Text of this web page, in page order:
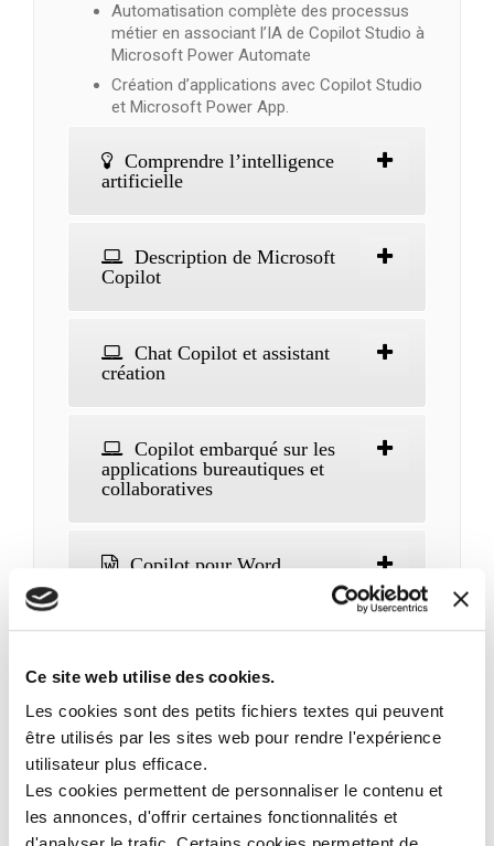
Ce site web utilise des cookies.
Les cookies sont des petits fichiers textes qui peuvent
être utilisés par les sites web pour rendre l'expérience
utilisateur plus efficace.
Les cookies permettent de personnaliser le contenu et
les annonces, d'offrir certaines fonctionnalités et
Automatisation complète des processus
métier en associant l’IA de Copilot Studio à
Microsoft Power Automate
Création d’applications avec Copilot Studio
et Microsoft Power App.
Comprendre l’intelligence
artificielle
Description de Microsoft
Copilot
Chat Copilot et assistant
création
Copilot embarqué sur les
applications bureautiques et
collaboratives
Copilot pour Word
Copilot pour PowerPoint
Copilot pour Outlook